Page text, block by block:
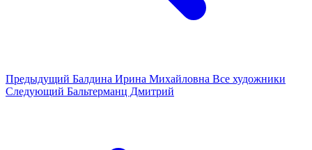
Предыдущий Балдина Ирина Михайловна Все художники
Следующий Бальтерманц Дмитрий